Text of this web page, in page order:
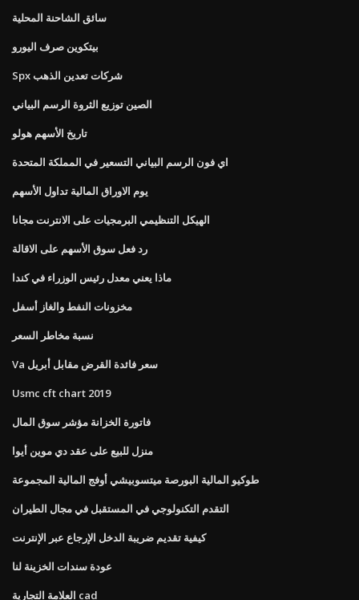
سائق الشاحنة المحلية
بيتكوين صرف اليورو
Spx شركات تعدين الذهب
الصين توزيع الثروة الرسم البياني
تاريخ الأسهم هولو
اي فون الرسم البياني التسعير في المملكة المتحدة
يوم الاوراق المالية تداول الأسهم
الهيكل التنظيمي البرمجيات على الانترنت مجانا
رد فعل سوق الأسهم على الاقالة
ماذا يعني معدل رئيس الوزراء في كندا
مخزونات النفط والغاز أسفل
نسبة مخاطر السعر
Va سعر فائدة القرض مقابل أبريل
Usmc cft chart 2019
فاتورة الخزانة مؤشر سوق المال
منزل للبيع على عقد دي موين أيوا
طوكيو المالية البورصة ميتسوبيشي أوفج المالية المجموعة
التقدم التكنولوجي في المستقبل في مجال الطيران
كيفية تقديم ضريبة الدخل الإرجاع عبر الإنترنت
عودة سندات الخزينة لنا
العلامة التجارية cad